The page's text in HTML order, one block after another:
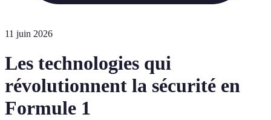
11 juin 2026
Les technologies qui
révolutionnent la sécurité en
Formule 1